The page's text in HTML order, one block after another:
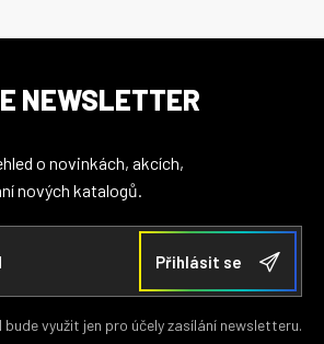
NEWSLETTER
o novinkách, akcích,
nových katalogů.
bude využit jen pro účely zasílání newsletteru.